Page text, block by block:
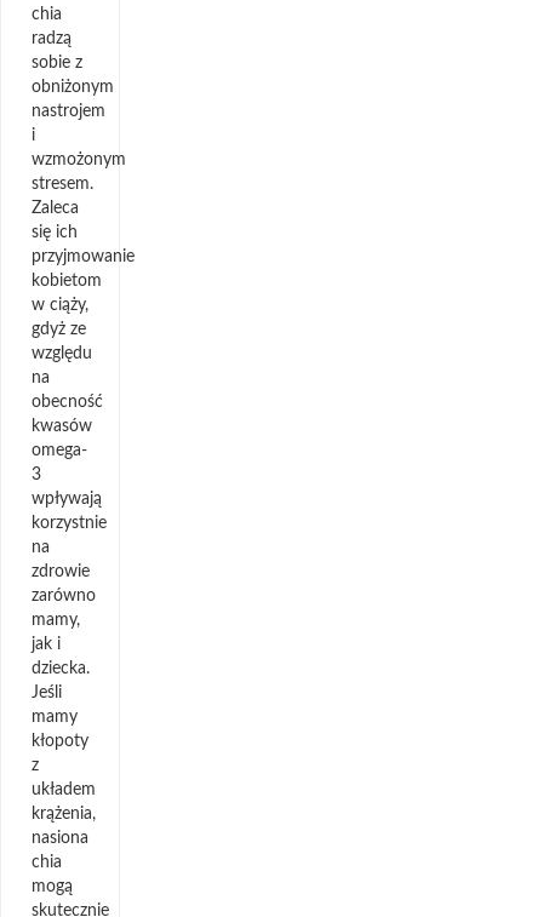
chia
radzą
sobie z
obniżonym
nastrojem
i
wzmożonym
stresem.
Zaleca
się ich
przyjmowanie
kobietom
w ciąży,
gdyż ze
względu
na
obecność
kwasów
omega-
3
wpływają
korzystnie
na
zdrowie
zarówno
mamy,
jak i
dziecka.
Jeśli
mamy
kłopoty
z
układem
krążenia,
nasiona
chia
mogą
skutecznie